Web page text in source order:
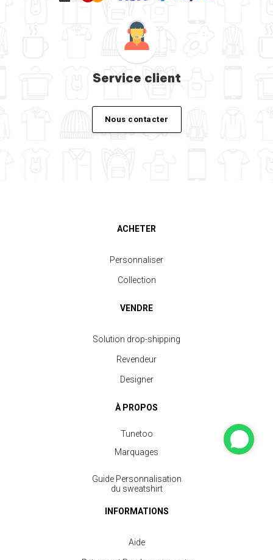
Sweat Col Rond Unisexe
à partir de 11.30 €
Service client
Nous contacter
ACHETER
Personnaliser
Collection
VENDRE
Solution drop-shipping
Revendeur
Designer
À PROPOS
Tunetoo
Marquages
Guide Personnalisation
du sweatshirt
INFORMATIONS
Aide